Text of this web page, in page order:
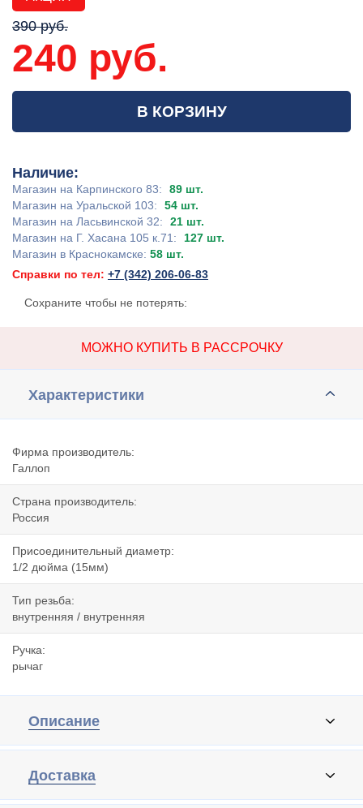
390 руб.
240 руб.
В КОРЗИНУ
Наличие:
Магазин на Карпинского 83:
89 шт.
Магазин на Уральской 103:
54 шт.
Магазин на Ласьвинской 32:
21 шт.
Магазин на Г. Хасана 105 к.71:
127 шт.
Магазин в Краснокамске: 58 шт.
Справки по тел: +7 (342) 206-06-83
Сохраните чтобы не потерять:
МОЖНО КУПИТЬ В РАССРОЧКУ
Характеристики
Фирма производитель:
Галлоп
Страна производитель:
Россия
Присоединительный диаметр:
1/2 дюйма (15мм)
Тип резьба:
внутренняя / внутренняя
Ручка:
рычаг
Описание
Доставка